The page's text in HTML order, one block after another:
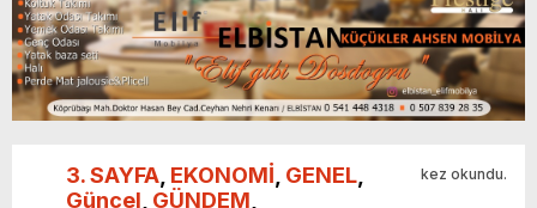
3. SAYFA EKONOMİ GENEL
Güncel GÜNDEM
kez okundu.